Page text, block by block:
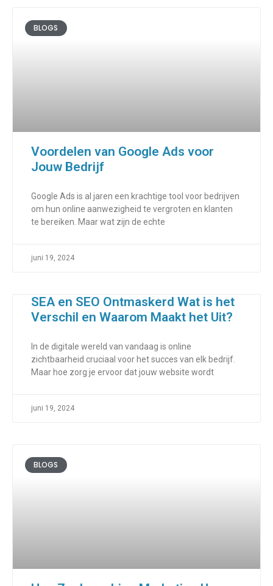
BLOGS
Voordelen van Google Ads voor
Jouw Bedrijf
Google Ads is al jaren een krachtige tool voor bedrijven
om hun online aanwezigheid te vergroten en klanten
te bereiken. Maar wat zijn de echte
juni 19, 2024
SEA en SEO Ontmaskerd Wat is het
Verschil en Waarom Maakt het Uit?
In de digitale wereld van vandaag is online
zichtbaarheid cruciaal voor het succes van elk bedrijf.
Maar hoe zorg je ervoor dat jouw website wordt
juni 19, 2024
BLOGS